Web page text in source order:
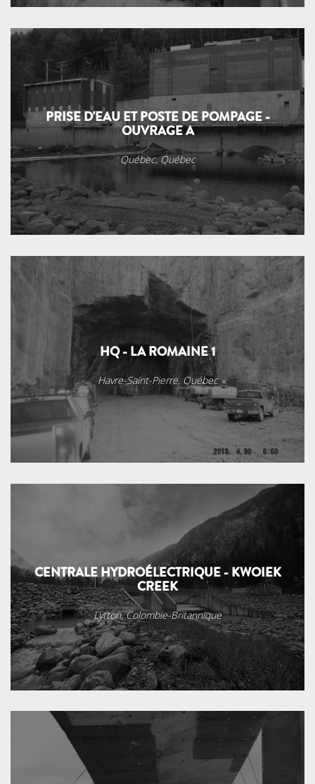
PRISE D'EAU ET POSTE DE POMPAGE -
OUVRAGE A
Québec, Québec
HQ - LA ROMAINE 1
Havre-Saint-Pierre, Québec
CENTRALE HYDROÉLECTRIQUE - KWOIEK
CREEK
Lytton, Colombie-Britannique